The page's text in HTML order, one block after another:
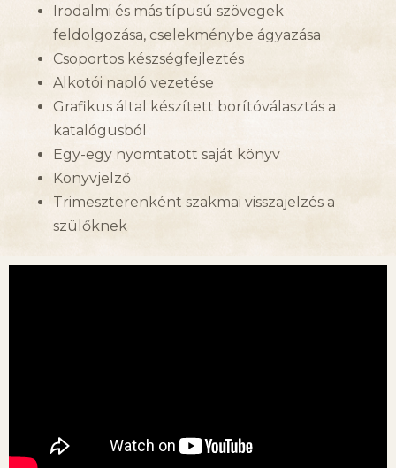
Irodalmi és más típusú szövegek
feldolgozása, cselekménybe ágyazása
Csoportos készségfejleztés
Alkotói napló vezetése
Grafikus által készített borítóválasztás a
katalógusból
Egy-egy nyomtatott saját könyv
Könyvjelző
Trimeszterenként szakmai visszajelzés a
szülőknek